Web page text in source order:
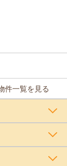
件一覧を見る